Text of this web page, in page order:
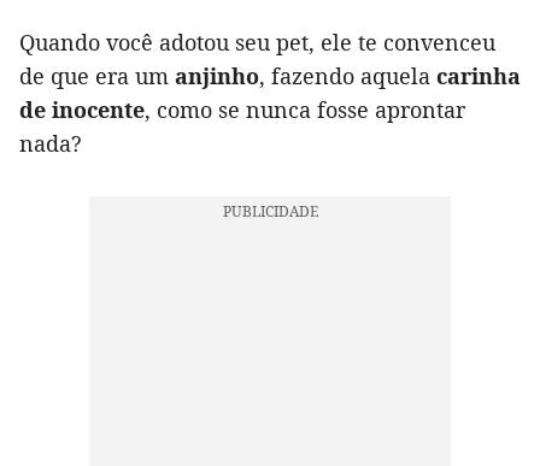
Quando você adotou seu pet, ele te convenceu
de que era um anjinho, fazendo aquela carinha
de inocente, como se nunca fosse aprontar
nada?